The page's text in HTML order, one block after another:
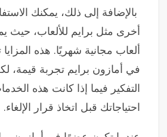
بالإضافة إلى ذلك، يمكنك
أخرى مثل برايم للألعاب، حيث
ألعاب مجانية شهريًا. هذه
في أمازون برايم تجربة قيمة،
التفكير فيما إذا كانت هذه
احتياجاتك قبل اتخاذ قرار الإلغاء.